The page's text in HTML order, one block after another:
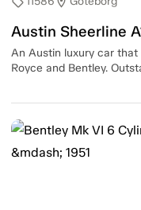
Austin Sheerline
An Austin luxury car
Royce and Bentley.